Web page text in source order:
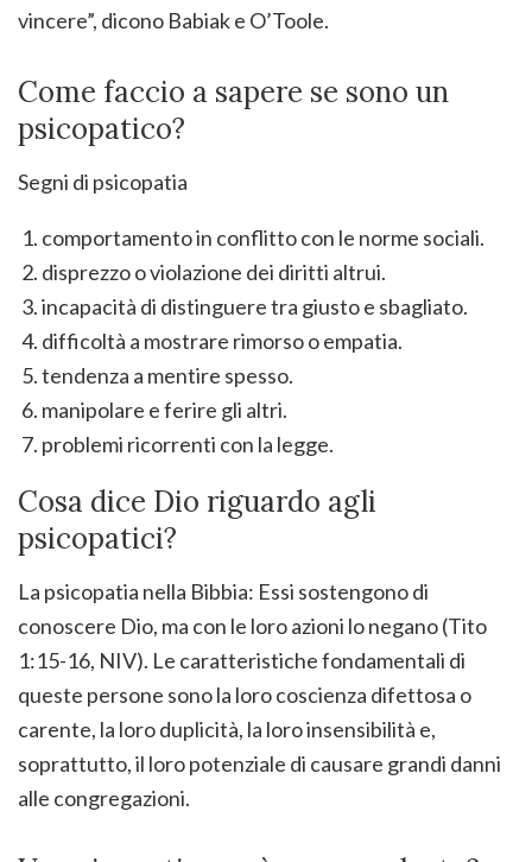
vincere”, dicono Babiak e O’Toole.
Come faccio a sapere se sono un
psicopatico?
Segni di psicopatia
comportamento in conflitto con le norme sociali.
disprezzo o violazione dei diritti altrui.
incapacità di distinguere tra giusto e sbagliato.
difficoltà a mostrare rimorso o empatia.
tendenza a mentire spesso.
manipolare e ferire gli altri.
problemi ricorrenti con la legge.
Cosa dice Dio riguardo agli
psicopatici?
La psicopatia nella Bibbia: Essi sostengono di
conoscere Dio, ma con le loro azioni lo negano (Tito
1:15-16, NIV). Le caratteristiche fondamentali di
queste persone sono la loro coscienza difettosa o
carente, la loro duplicità, la loro insensibilità e,
soprattutto, il loro potenziale di causare grandi danni
alle congregazioni.